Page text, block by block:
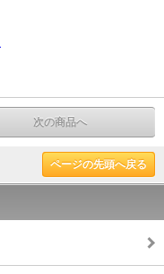
次の商品へ
ページの先頭へ戻る